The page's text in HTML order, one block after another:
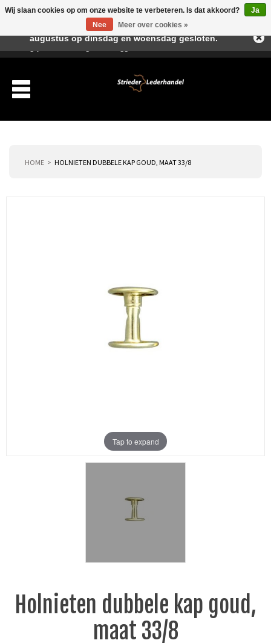
HOME HOLNIETEN DUBBELE KAP GOUD, MAAT 33/8
Tap to expand
Holnieten dubbele kap goud,
maat 33/8
Wij slaan cookies op om onze website te verbeteren. Is dat akkoord?
Ja
Nee
Meer over cookies »
Beste klant, I.v.m. de vakantieperiode zijn wij in juli en
augustus op dinsdag en woensdag gesloten.